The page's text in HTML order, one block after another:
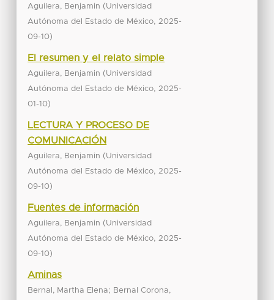
Aguilera, Benjamin (Universidad
Autónoma del Estado de México, 2025-
09-10)
El resumen y el relato simple
Aguilera, Benjamin (Universidad
Autónoma del Estado de México, 2025-
01-10)
LECTURA Y PROCESO DE
COMUNICACIÓN
Aguilera, Benjamin (Universidad
Autónoma del Estado de México, 2025-
09-10)
Fuentes de información
Aguilera, Benjamin (Universidad
Autónoma del Estado de México, 2025-
09-10)
Aminas
Bernal, Martha Elena; Bernal Corona,